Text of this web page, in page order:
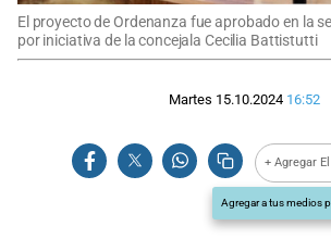
El proyecto de Ordenanza fue aprobado en la
por iniciativa de la concejala Cecilia Battistutti
Martes 15.10.2024 16:52
+ Agregar
Agregar a tus medios